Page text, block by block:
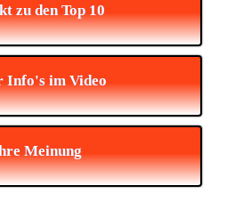
zu den Top 10
Info's im Video
Meinung